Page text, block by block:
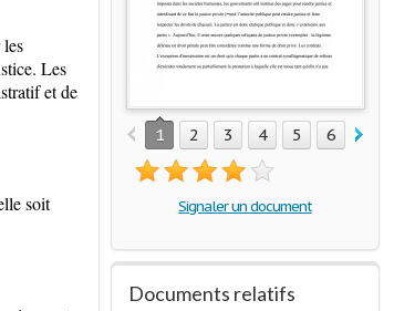
Les
et de
soit
1 2 3 4 5 6 7
Signaler un document
Documents relatifs